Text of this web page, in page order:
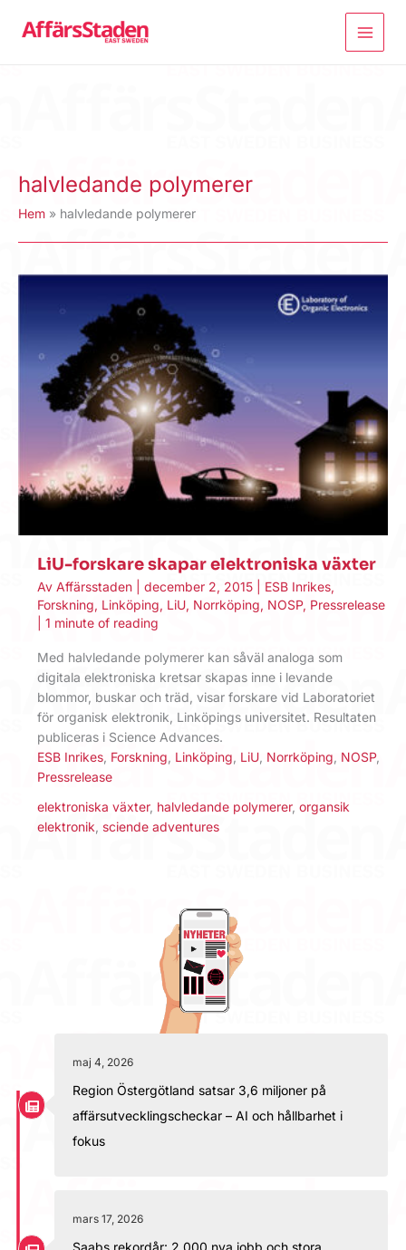
halvledande polymerer
Hem halvledande polymerer
LiU-forskare skapar elektroniska växter
Av Affärsstaden december 2, 2015 ESB Inrikes,
Forskning, Linköping, LiU, Norrköping, NOSP, Pressrelease
1 minute of reading
Med halvledande polymerer kan såväl analoga som
digitala elektroniska kretsar skapas inne i levande
blommor, buskar och träd, visar forskare vid Laboratoriet
för organisk elektronik, Linköpings universitet. Resultaten
publiceras i Science Advances.
ESB Inrikes Forskning Linköping LiU Norrköping NOSP,
Pressrelease
elektroniska växter, halvledande polymerer, organsik
elektronik sciende adventures
maj 4, 2026
Region Östergötland satsar 3,6 miljoner på
affärsutvecklingscheckar – AI och hållbarhet i
fokus
mars 17, 2026
Saabs rekordår: 2 000 nya jobb och stora